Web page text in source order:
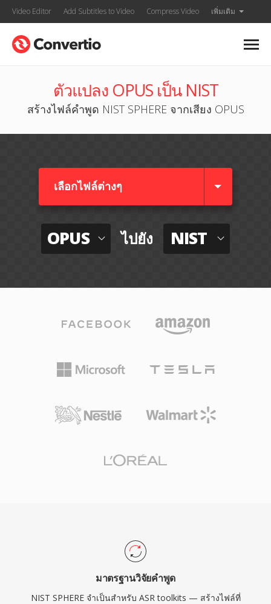
Video Editor Add Subtitles to Video Compress Video เพิ่มเติม
ตัวแปลง OPUS เป็น NIST
สร้างไฟล์คำพูด NIST SPHERE จากเสียง OPUS
เลือกไฟล์ต่างๆ​
OPUS ไปยัง NIST
มาตรฐานวิจัยคำพูด
NIST SPHERE จำเป็นสำหรับ ASR toolkits — สร้างไฟล์ที่